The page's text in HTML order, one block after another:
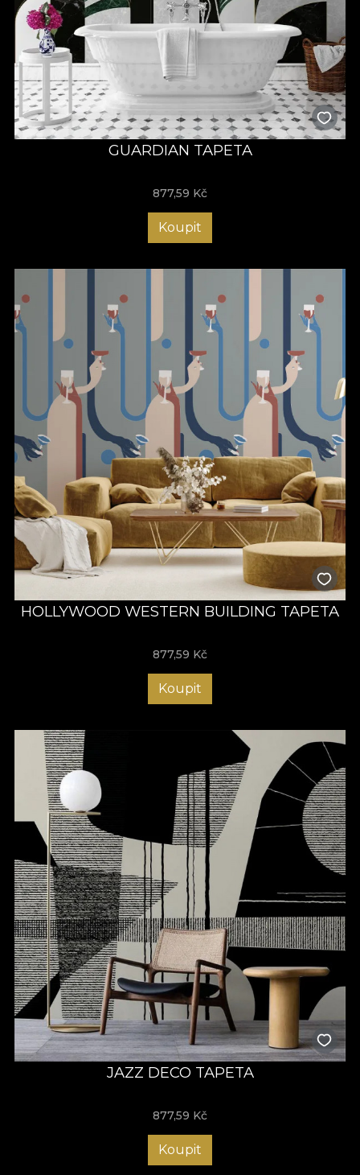
GUARDIAN TAPETA
877,59 Kč
Koupit
HOLLYWOOD WESTERN BUILDING TAPETA
877,59 Kč
Koupit
JAZZ DECO TAPETA
877,59 Kč
Koupit